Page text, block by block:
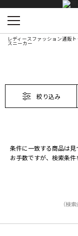
レディースファッション通販
スニーカー
絞り込み
条件に一致する商品は見
お手数ですが、検索条件
（検